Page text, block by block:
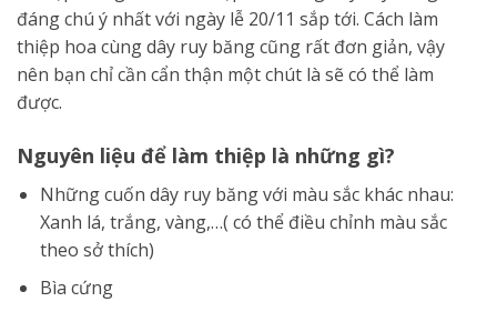
đáng chú ý nhất với ngày lễ 20/11 sắp tới. Cách làm
thiệp hoa cùng dây ruy băng cũng rất đơn giản, vậy
nên bạn chỉ cần cẩn thận một chút là sẽ có thể làm
được.
Nguyên liệu để làm thiệp là những gì?
Những cuốn dây ruy băng với màu sắc khác nhau:
Xanh lá, trắng, vàng,…( có thể điều chỉnh màu sắc
theo sở thích)
Bìa cứng